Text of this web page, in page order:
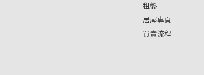
租盤
居屋專頁
買賣流程